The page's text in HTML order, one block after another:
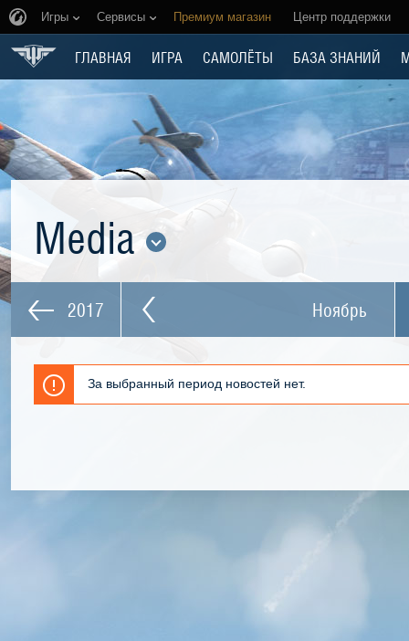
Игры Сервисы Премиум магазин Центр поддержки
ГЛАВНАЯ ИГРА САМОЛЁТЫ БАЗА ЗНАНИЙ
Media
2017 Ноябрь
За выбранный период новостей нет.